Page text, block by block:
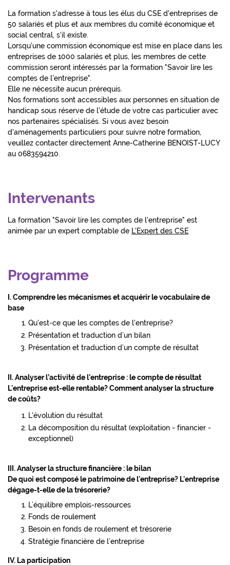
La formation s'adresse à tous les élus du CSE d'entreprises de
50 salariés et plus et aux membres du comité économique et
social central, s'il existe.
Lorsqu'une commission économique est mise en place dans les
entreprises de 1000 salariés et plus, les membres de cette
commission seront intéressés par la formation "Savoir lire les
comptes de l'entreprise".
Elle ne nécessite aucun prérequis.
Nos formations sont accessibles aux personnes en situation de
handicap sous réserve de l'étude de votre cas particulier avec
nos partenaires spécialisés. Si vous avez besoin
d'aménagements particuliers pour suivre notre formation,
veuillez contacter directement Anne-Catherine BENOIST-LUCY
au 0683594210.
Intervenants
La formation "Savoir lire les comptes de l'entreprise" est
animée par un expert comptable de L'Expert des CSE
Programme
I. Comprendre les mécanismeset acquérir le vocabulaire de
base
Qu'est-ce que les comptes de l'entreprise?
Présentation et traduction d’un bilan
Présentation et traduction d’un compte de résultat
II. Analyser l’activité de l’entreprise :le compte de résultat
L'entreprise est-elle rentable? Comment analyser la structure
de coûts?
L'évolution du résultat
La décomposition du résultat (exploitation - financier -
exceptionnel)
III. Analyser la structure financière : le bilan
De quoi est composé le patrimoine de l'entreprise? L'entreprise
dégage-t-elle de la trésorerie?
L’équilibre emplois-ressources
Fonds de roulement
Besoin en fonds de roulement et trésorerie
Stratégie financière de l’entreprise
IV. La participation